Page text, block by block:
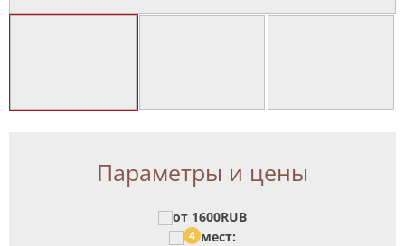
Параметры и цены
от 1600RUB
4 мест: